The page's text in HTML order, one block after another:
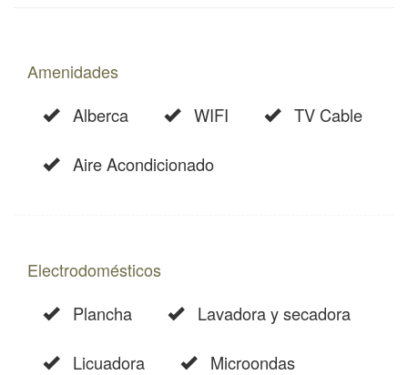
Amenidades
Alberca
WIFI TV Cable
Aire Acondicionado
Electrodomésticos
Plancha
Lavadora y secadora
Licuadora Microondas